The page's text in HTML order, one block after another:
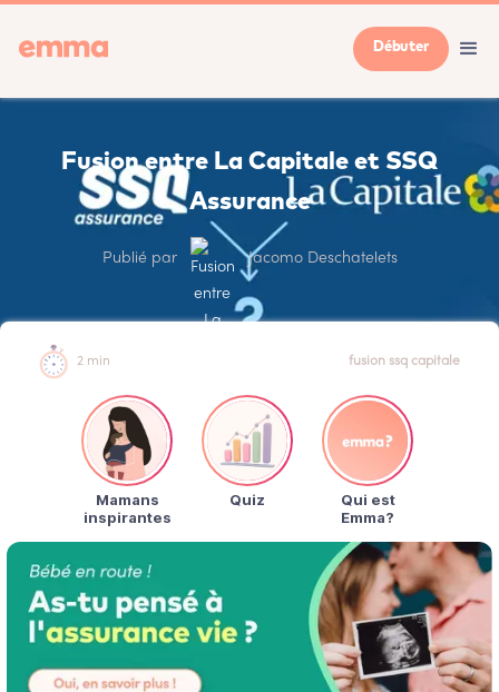
Débuter
Fusion entre La Capitale et SSQ
Assurance
Publié par Jacomo Deschatelets
2 min fusion ssq capitale